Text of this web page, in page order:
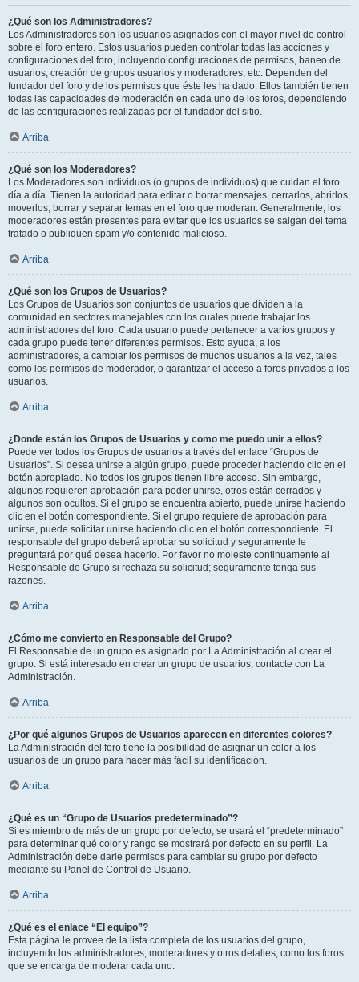
¿Qué son los Administradores?
Los Administradores son los usuarios asignados con el mayor nivel de control
sobre el foro entero. Estos usuarios pueden controlar todas las acciones y
configuraciones del foro, incluyendo configuraciones de permisos, baneo de
usuarios, creación de grupos usuarios y moderadores, etc. Dependen del
fundador del foro y de los permisos que éste les ha dado. Ellos también tienen
todas las capacidades de moderación en cada uno de los foros, dependiendo
de las configuraciones realizadas por el fundador del sitio.
Arriba
¿Qué son los Moderadores?
Los Moderadores son individuos (o grupos de individuos) que cuidan el foro
día a día. Tienen la autoridad para editar o borrar mensajes, cerrarlos, abrirlos,
moverlos, borrar y separar temas en el foro que moderan. Generalmente, los
moderadores están presentes para evitar que los usuarios se salgan del tema
tratado o publiquen spam y/o contenido malicioso.
Arriba
¿Qué son los Grupos de Usuarios?
Los Grupos de Usuarios son conjuntos de usuarios que dividen a la
comunidad en sectores manejables con los cuales puede trabajar los
administradores del foro. Cada usuario puede pertenecer a varios grupos y
cada grupo puede tener diferentes permisos. Esto ayuda, a los
administradores, a cambiar los permisos de muchos usuarios a la vez, tales
como los permisos de moderador, o garantizar el acceso a foros privados a los
usuarios.
Arriba
¿Donde están los Grupos de Usuarios y como me puedo unir a ellos?
Puede ver todos los Grupos de usuarios a través del enlace “Grupos de
Usuarios”. Si desea unirse a algún grupo, puede proceder haciendo clic en el
botón apropiado. No todos los grupos tienen libre acceso. Sin embargo,
algunos requieren aprobación para poder unirse, otros están cerrados y
algunos son ocultos. Si el grupo se encuentra abierto, puede unirse haciendo
clic en el botón correspondiente. Si el grupo requiere de aprobación para
unirse, puede solicitar unirse haciendo clic en el botón correspondiente. El
responsable del grupo deberá aprobar su solicitud y seguramente le
preguntará por qué desea hacerlo. Por favor no moleste continuamente al
Responsable de Grupo si rechaza su solicitud; seguramente tenga sus
razones.
Arriba
¿Cómo me convierto en Responsable del Grupo?
El Responsable de un grupo es asignado por La Administración al crear el
grupo. Si está interesado en crear un grupo de usuarios, contacte con La
Administración.
Arriba
¿Por qué algunos Grupos de Usuarios aparecen en diferentes colores?
La Administración del foro tiene la posibilidad de asignar un color a los
usuarios de un grupo para hacer más fácil su identificación.
Arriba
¿Qué es un “Grupo de Usuarios predeterminado”?
Si es miembro de más de un grupo por defecto, se usará el “predeterminado”
para determinar qué color y rango se mostrará por defecto en su perfil. La
Administración debe darle permisos para cambiar su grupo por defecto
mediante su Panel de Control de Usuario.
Arriba
¿Qué es el enlace “El equipo”?
Esta página le provee de la lista completa de los usuarios del grupo,
incluyendo los administradores, moderadores y otros detalles, como los foros
que se encarga de moderar cada uno.